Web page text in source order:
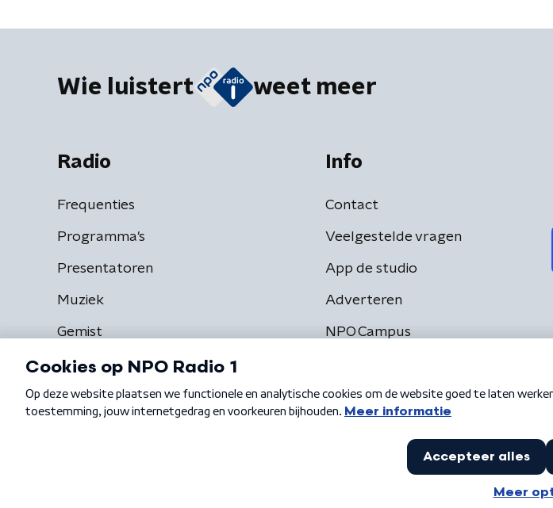
Wie luistert weet meer
Radio
Frequenties
Programma's
Presentatoren
Muziek
Gemist
Info
Contact
Veelgestelde vragen
App de studio
Adverteren
NPO Campus
Algemene voorwaarden Privacybeleid